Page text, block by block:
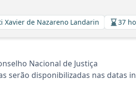
Xavier de Nazareno Landarin 37
Nacional de Justiça
serão disponibilizadas nas datas